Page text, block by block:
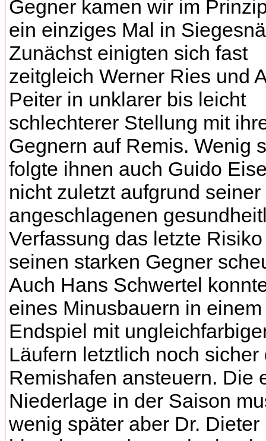
Gegner kamen wir im
ein einziges Mal in
Zunächst einigten sich fast
zeitgleich Werner Ries und
Peiter in unklarer bis leicht
schlechterer Stellung mit
Gegnern auf Remis. Wenig
folgte ihnen auch Guido
nicht zuletzt aufgrund seiner
angeschlagenen
Verfassung das letzte
seinen starken Gegner
Auch Hans Schwertel
eines Minusbauern in einem
Endspiel mit
Läufern letztlich noch sicher
Remishafen ansteuern. Die
Niederlage in der Saison
wenig später aber Dr. Dieter